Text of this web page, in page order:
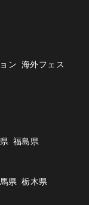
ン 海外フェス
福島県
県 栃木県